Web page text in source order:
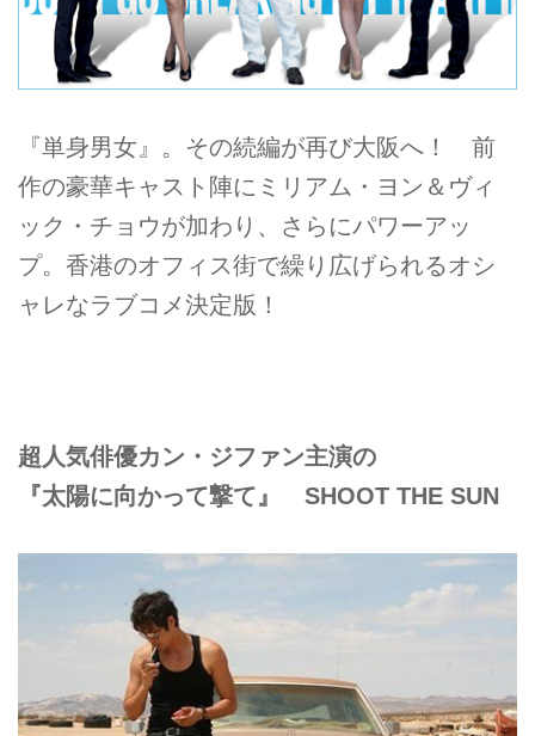
『単身男女』。その続編が再び大阪へ！ 前
作の豪華キャスト陣にミリアム・ヨン＆ヴィ
ック・チョウが加わり、さらにパワーアッ
プ。香港のオフィス街で繰り広げられるオシ
ャレなラブコメ決定版！
超人気俳優カン・ジファン主演の
『太陽に向かって撃て』 SHOOT THE SUN